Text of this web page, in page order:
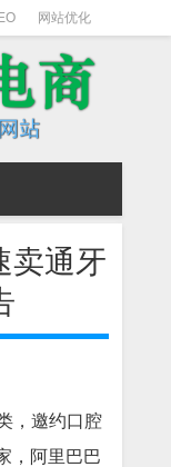
网站优化
销技巧
卖通牙
，邀约口腔
，阿里巴巴